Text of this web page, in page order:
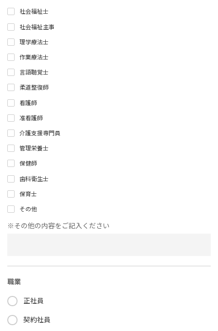
社会福祉士
社会福祉主事
理学療法士
作業療法士
言語聴覚士
柔道整復師
看護師
准看護師
介護支援専門員
管理栄養士
保健師
歯科衛生士
保育士
その他
※その他の内容をご記入ください
職業
正社員
契約社員